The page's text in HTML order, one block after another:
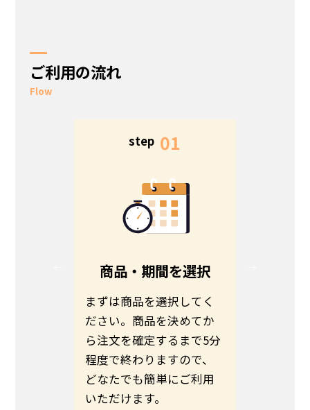
ご利用の流れ
Flow
step 01
商品・期間を選択
まずは商品を選択してく
ださい。商品を決めてか
ら注文を確定するまで5分
程度で終わりますので、
どなたでも簡単にご利用
いただけます。